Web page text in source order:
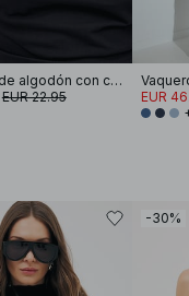
Camiseta de algodón con cuello de embudo
EUR 22.95
EUR
-30%